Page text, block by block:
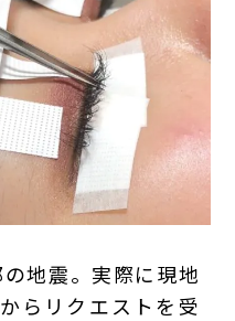
地震。実際に現地
らリクエストを受